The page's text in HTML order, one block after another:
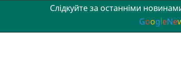
Слідкуйте за останніми
GoogleNe